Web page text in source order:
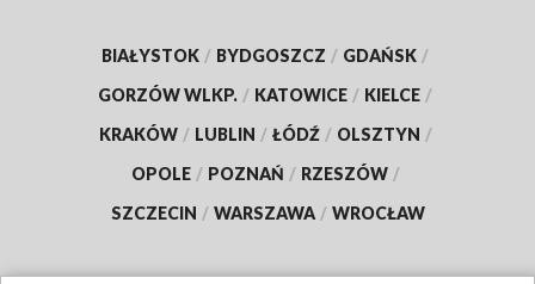
BIAŁYSTOK / BYDGOSZCZ / GDAŃSK /
GORZÓW WLKP. / KATOWICE / KIELCE /
KRAKÓW / LUBLIN / ŁÓDŹ / OLSZTYN /
OPOLE / POZNAŃ / RZESZÓW /
SZCZECIN / WARSZAWA / WROCŁAW